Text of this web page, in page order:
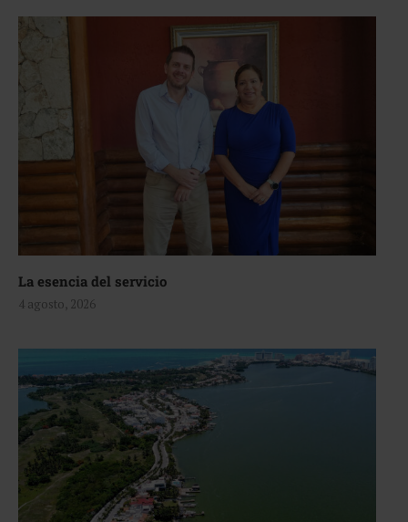
La esencia del servicio
4 agosto, 2026